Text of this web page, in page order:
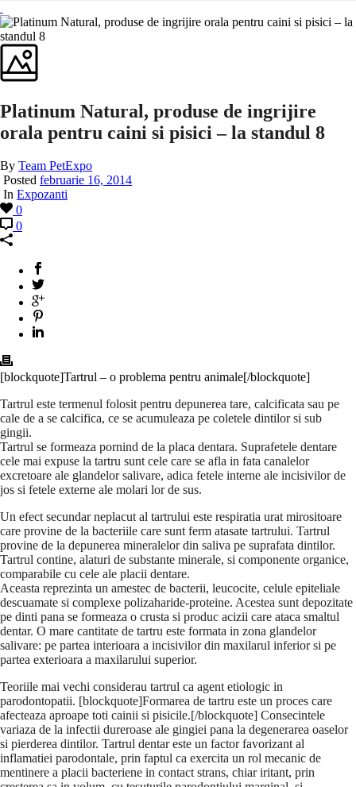
Platinum Natural, produse de ingrijire
orala pentru caini si pisici – la standul 8
By Team PetExpo
Posted februarie 16, 2014
In Expozanti
0
0
[blockquote]Tartrul – o problema pentru animale[/blockquote]
Tartrul este termenul folosit pentru depunerea tare, calcificata sau pe
cale de a se calcifica, ce se acumuleaza pe coletele dintilor si sub
gingii.
Tartrul se formeaza pornind de la placa dentara. Suprafetele dentare
cele mai expuse la tartru sunt cele care se afla in fata canalelor
excretoare ale glandelor salivare, adica fetele interne ale incisivilor de
jos si fetele externe ale molari lor de sus.
Un efect secundar neplacut al tartrului este respiratia urat mirositoare
care provine de la bacteriile care sunt ferm atasate tartrului. Tartrul
provine de la depunerea mineralelor din saliva pe suprafata dintilor.
Tartrul contine, alaturi de substante minerale, si componente organice,
comparabile cu cele ale placii dentare.
Aceasta reprezinta un amestec de bacterii, leucocite, celule epiteliale
descuamate si complexe polizaharide-proteine. Acestea sunt depozitate
pe dinti pana se formeaza o crusta si produc acizii care ataca smaltul
dentar. O mare cantitate de tartru este formata in zona glandelor
salivare: pe partea interioara a incisivilor din maxilarul inferior si pe
partea exterioara a maxilarului superior.
Teoriile mai vechi considerau tartrul ca agent etiologic in
parodontopatii. [blockquote]Formarea de tartru este un proces care
afecteaza aproape toti cainii si pisicile.[/blockquote] Consecintele
variaza de la infectii dureroase ale gingiei pana la degenerarea oaselor
si pierderea dintilor. Tartrul dentar este un factor favorizant al
inflamatiei parodontale, prin faptul ca exercita un rol mecanic de
mentinere a placii bacteriene in contact strans, chiar iritant, prin